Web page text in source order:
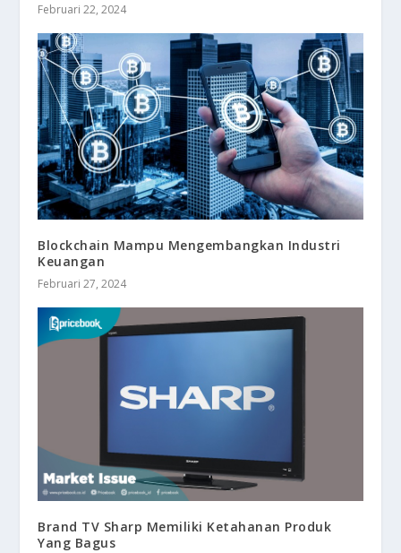
Februari 22, 2024
Blockchain Mampu Mengembangkan Industri
Keuangan
Februari 27, 2024
Brand TV Sharp Memiliki Ketahanan Produk
Yang Bagus